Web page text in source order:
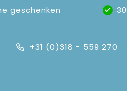
geschenken
+31 (0)318 - 559 270